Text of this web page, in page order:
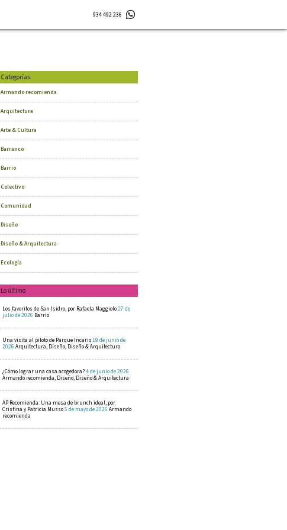
934 492 236
Categorías
Armando recomienda
Arquitectura
Arte & Cultura
Barranco
Barrio
Colectivo
Comunidad
Diseño
Diseño & Arquitectura
Ecología
Lo último
Los favoritos de San Isidro, por Rafaela Maggiolo27 de
julio de 2026 Barrio
Una visita al piloto de Parque Incario19 de junio de
2026 Arquitectura, Diseño, Diseño & Arquitectura
¿Cómo lograr una casa acogedora?4 de junio de 2026
Armando recomienda, Diseño, Diseño & Arquitectura
AP Recomienda: Una mesa de brunch ideal, por
Cristina y Patricia Musso5 de mayo de 2026 Armando
recomienda